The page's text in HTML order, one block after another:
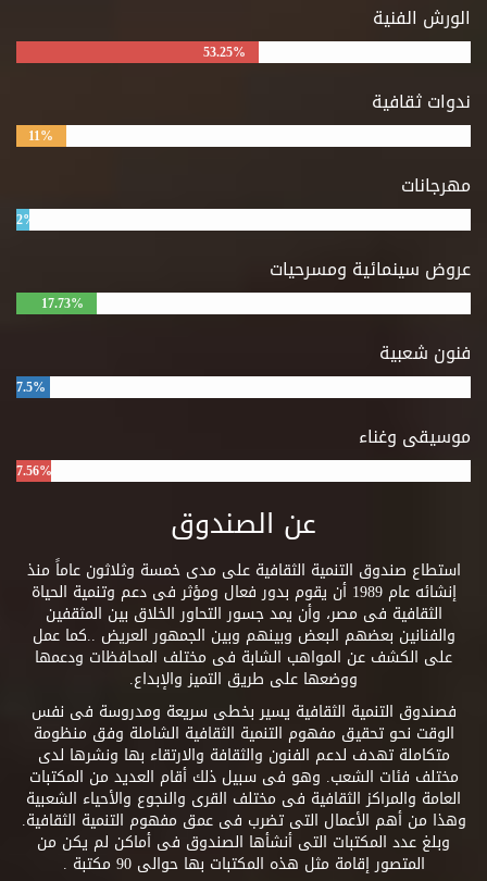
الورش الفنية
53.25%
ندوات ثقافية
11%
مهرجانات
2%
عروض سينمائية ومسرحيات
17.73%
فنون شعبية
7.5%
موسيقى وغناء
7.56%
عن الصندوق
استطاع صندوق التنمية الثقافية على مدى خمسة وثلاثون عاماً منذ
إنشائه عام 1989 أن يقوم بدور فعال ومؤثر فى دعم وتنمية الحياة
الثقافية فى مصر، وأن يمد جسور التحاور الخلاق بين المثقفين
والفنانين بعضهم البعض وبينهم وبين الجمهور العريض ..كما عمل
على الكشف عن المواهب الشابة فى مختلف المحافظات ودعمها
ووضعها على طريق التميز والإبداع.
فصندوق التنمية الثقافية يسير بخطى سريعة ومدروسة فى نفس
الوقت نحو تحقيق مفهوم التنمية الثقافية الشاملة وفق منظومة
متكاملة تهدف لدعم الفنون والثقافة والارتقاء بها ونشرها لدى
مختلف فئات الشعب. وهو فى سبيل ذلك أقام العديد من المكتبات
العامة والمراكز الثقافية فى مختلف القرى والنجوع والأحياء الشعبية
وهذا من أهم الأعمال التى تضرب فى عمق مفهوم التنمية الثقافية.
وبلغ عدد المكتبات التى أنشأها الصندوق فى أماكن لم يكن من
المتصور إقامة مثل هذه المكتبات بها حوالى 90 مكتبة .